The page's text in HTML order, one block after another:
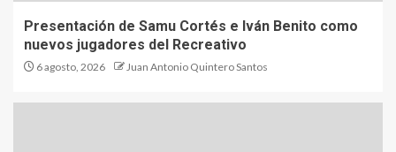
Presentación de Samu Cortés e Iván Benito como
nuevos jugadores del Recreativo
6 agosto, 2026 Juan Antonio Quintero Santos